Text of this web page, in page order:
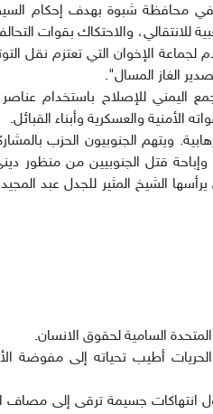
في محافظة شبوة بهدف إحكام
للانتقالي، والاحتكاك بقوات
لجماعة الإخوان التي تعتزم نقل
الغاز المسال".
اليمني للإصلاح باستخدام
الأمنية والعسكرية وأبناء القبائل.
ويتهم الجنوبيون الحزب
في حرب اجتياح الجنوب صيف 94، وإباحة قتل
الشيخ المثير للجدل عبد المجيد
السامية لحقوق الانسان.
أطيب تحياته إلى مفوضة
انتهاكات جسيمة ترقى إلى مصاف